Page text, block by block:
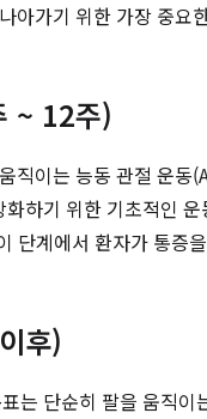
아가기 위한 가장 중요
~ 12주)
직이는 능동 관절
하기 위한 기초적인
단계에서 환자가 통증
후)
단순히 팔을 움직